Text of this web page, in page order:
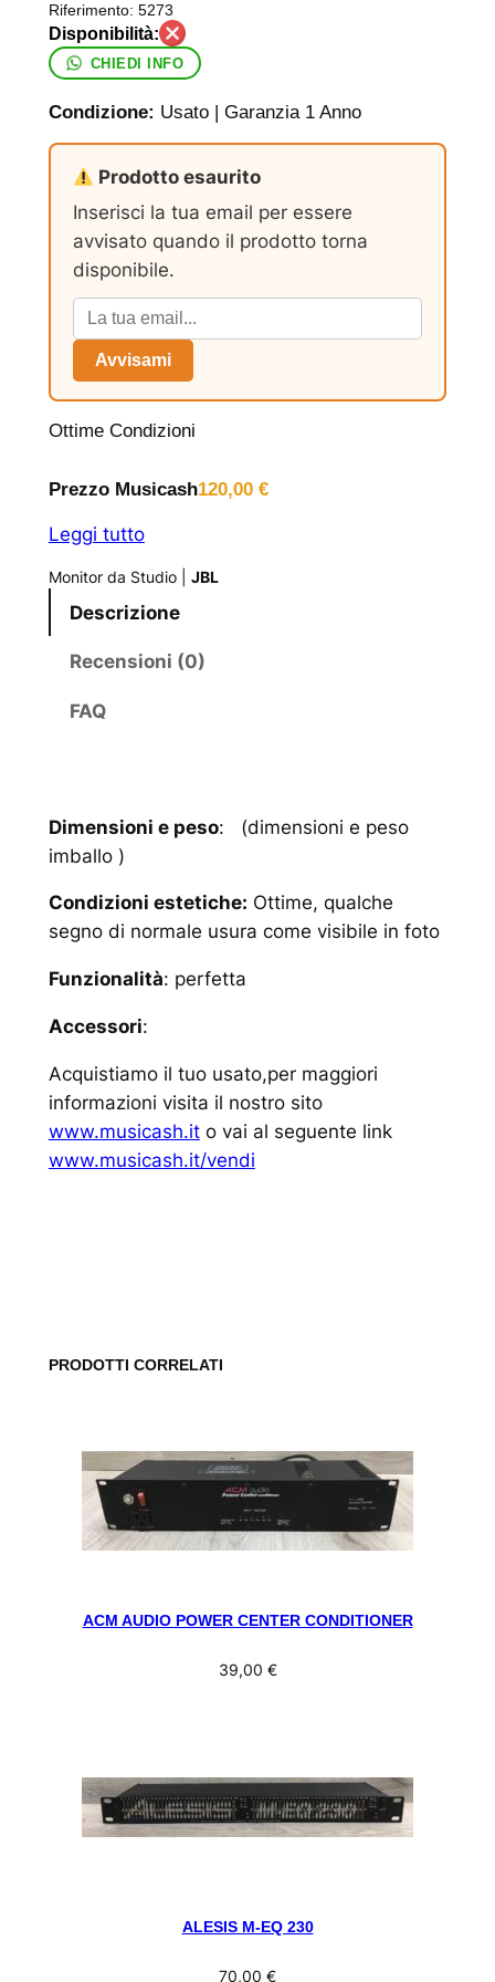
Riferimento: 5273
CHIEDI INFO
Condizione: Usato | Garanzia 1 Anno
Prodotto esaurito
Inserisci la tua email per essere
avvisato quando il prodotto torna
disponibile.
Avvisami
Ottime Condizioni
Prezzo Musicash120,00 €
Leggi tutto
Monitor da Studio| JBL
Descrizione
Recensioni (0)
FAQ
Dimensioni e peso: (dimensioni e peso
imballo )
Condizioni estetiche: Ottime, qualche
segno di normale usura come visibile in foto
Funzionalità: perfetta
Accessori:
Acquistiamo il tuo usato,per maggiori
informazioni visita il nostro sito
www.musicash.ito vai al seguente link
www.musicash.it/vendi
PRODOTTI CORRELATI
ACM AUDIO POWER CENTER CONDITIONER
39,00 €
ALESIS M-EQ 230
70,00 €